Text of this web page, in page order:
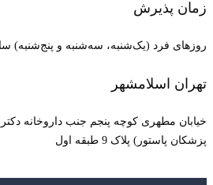
زمان پذیرش
روزهای فرد (یک‌شنبه، سه‌شنبه و پنج‌شنبه) ساعت 15:00 الی
تهران اسلامشهر
خیابان مطهری کوچه پنجم جنب داروخانه
پزشکان پاستور) پلاک 9 طبقه اول